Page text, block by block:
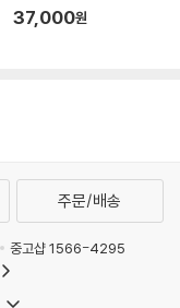
37,000원
주문/배송
중고샵 1566-4295